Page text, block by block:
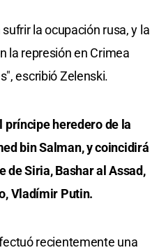
la ocupación rusa, y la
la represión en Crimea
escribió Zelenski.
príncipe heredero de la
bin Salman, y coincidirá
de Siria, Bashar al Assad,
Vladímir Putin.
recientemente una